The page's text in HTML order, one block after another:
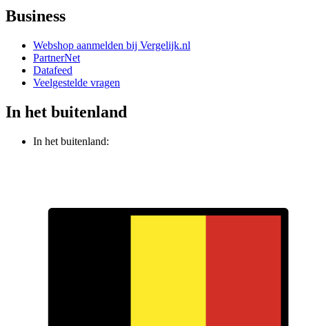
Business
Webshop aanmelden bij Vergelijk.nl
PartnerNet
Datafeed
Veelgestelde vragen
In het buitenland
In het buitenland: